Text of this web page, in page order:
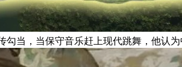
当，当保守音乐赶上现代跳舞，他认